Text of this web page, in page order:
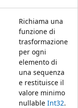
Richiama una
funzione di
trasformazione
per ogni
elemento di
una sequenza
e restituisce il
valore minimo
nullable Int32.